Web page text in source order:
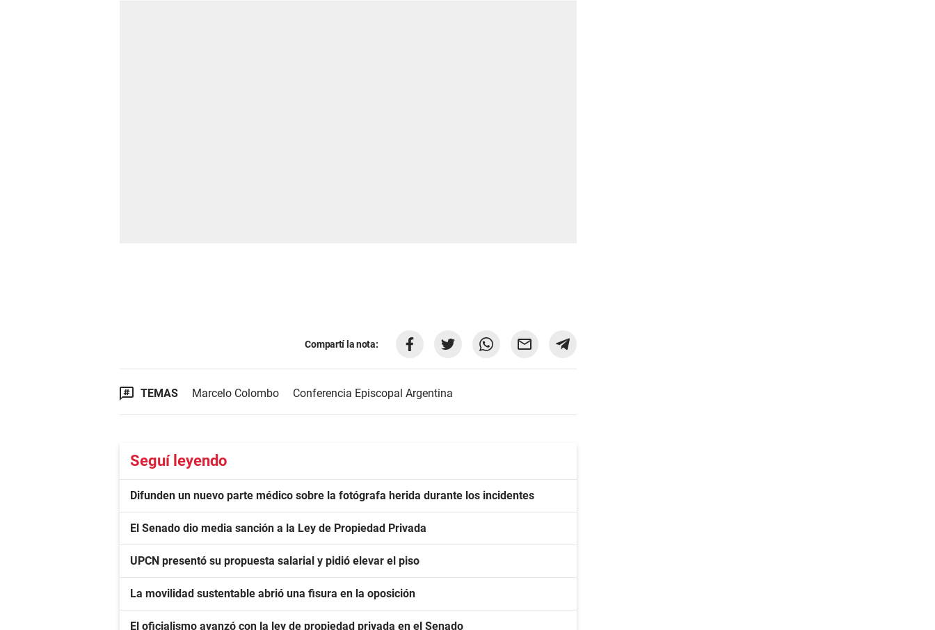
Compartí la nota:
TEMAS Marcelo Colombo Conferencia Episcopal Argentina
Seguí leyendo
Difunden un nuevo parte médico sobre la fotógrafa herida durante los incidentes
El Senado dio media sanción a la Ley de Propiedad Privada
UPCN presentó su propuesta salarial y pidió elevar el piso
La movilidad sustentable abrió una fisura en la oposición
El oficialismo avanzó con la ley de propiedad privada en el Senado